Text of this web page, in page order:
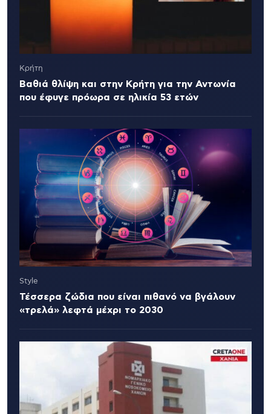
Κρήτη
Βαθιά θλίψη και στην Κρήτη για την Αντωνία
που έφυγε πρόωρα σε ηλικία 53 ετών
Style
Τέσσερα ζώδια που είναι πιθανό να βγάλουν
«τρελά» λεφτά μέχρι το 2030